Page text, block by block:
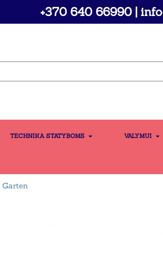
+370 640 66990 |
TECHNIKA STATYBOMS VALYMUI
Garten